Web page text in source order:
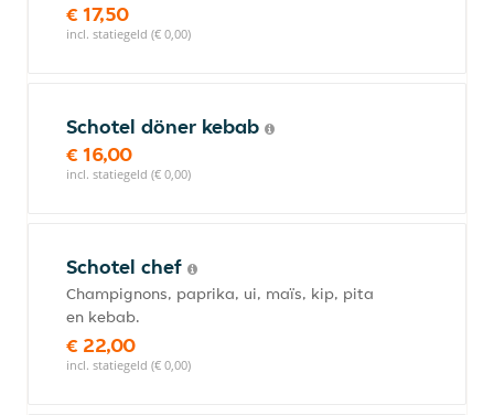
€ 17,50
incl. statiegeld (€ 0,00)
Schotel döner kebab
€ 16,00
incl. statiegeld (€ 0,00)
Schotel chef
Champignons, paprika, ui, maïs, kip, pita
en kebab.
€ 22,00
incl. statiegeld (€ 0,00)